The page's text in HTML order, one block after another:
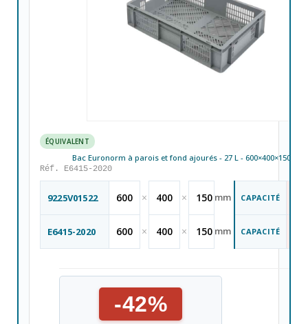
ÉQUIVALENT
Bac Euronorm à parois et fond ajourés - 27 L - 600×400×150 mm
Réf. E6415-2020
9225V01522 600 × 400 × 150 mm CAPACITÉ
E6415-2020 600 × 400 × 150 mm CAPACITÉ
-42%